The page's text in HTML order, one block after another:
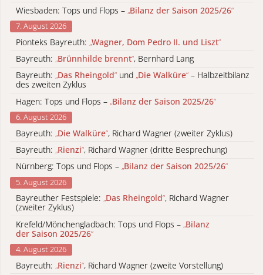
Wiesbaden: Tops und Flops – „Bilanz der Saison 2025/26“
7. August 2026
Pionteks Bayreuth: „Wagner, Dom Pedro II. und Liszt“
Bayreuth: „Brünnhilde brennt“, Bernhard Lang
Bayreuth: „Das Rheingold“ und „Die Walküre“ – Halbzeitbilanz
des zweiten Zyklus
Hagen: Tops und Flops – „Bilanz der Saison 2025/26“
6. August 2026
Bayreuth: „Die Walküre“, Richard Wagner (zweiter Zyklus)
Bayreuth: „Rienzi“, Richard Wagner (dritte Besprechung)
Nürnberg: Tops und Flops – „Bilanz der Saison 2025/26“
5. August 2026
Bayreuther Festspiele: „Das Rheingold“, Richard Wagner
(zweiter Zyklus)
Krefeld/Mönchengladbach: Tops und Flops – „Bilanz
der Saison 2025/26“
4. August 2026
Bayreuth: „Rienzi“, Richard Wagner (zweite Vorstellung)